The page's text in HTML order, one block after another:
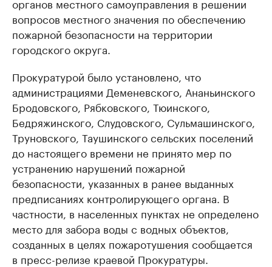
вопросов местного значения по обеспечению
пожарной безопасности на территории
городского округа.
Прокуратурой было установлено, что
администрациями Деменевского, Ананьинского
Бродовского, Рябковского, Тюинского,
Бедряжинского, Слудовского, Сульмашинского,
Труновского, Таушинского сельских поселений
до настоящего времени не принято мер по
устранению нарушений пожарной
безопасности, указанных в ранее выданных
предписаниях контролирующего органа. В
частности, в населенных пунктах не определено
место для забора воды с водных объектов,
созданных в целях пожаротушения сообщается
в пресс-релизе краевой Прокуратуры.